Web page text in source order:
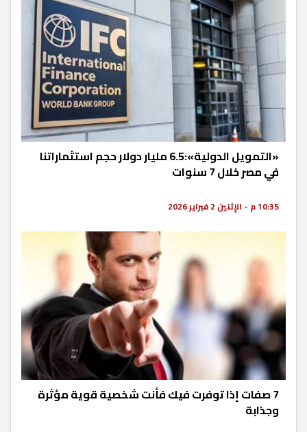
«التمويل الدولية»:6.5 مليار دولار حجم استثماراتنا
في مصر خلال 7 سنوات
10:35 م - الإثنين 2 فبراير 2026
7 صفات إذا توفرت فيك فأنت شخصية قوية مؤثرة
وجذابة